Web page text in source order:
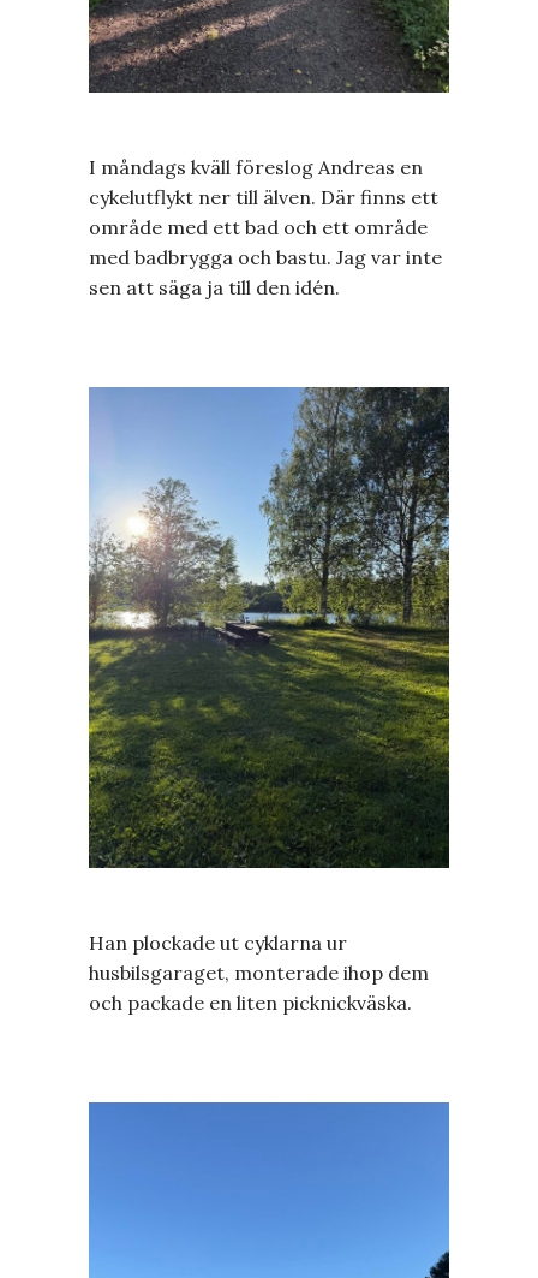
I måndags kväll föreslog Andreas en
cykelutflykt ner till älven. Där finns ett
område med ett bad och ett område
med badbrygga och bastu. Jag var inte
sen att säga ja till den idén.
Han plockade ut cyklarna ur
husbilsgaraget, monterade ihop dem
och packade en liten picknickväska.